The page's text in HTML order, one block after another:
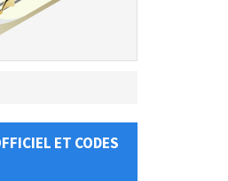
ET CODES